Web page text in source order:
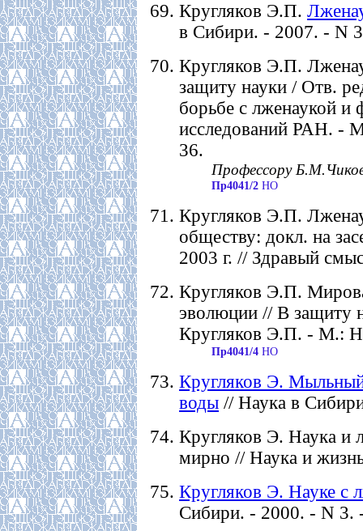
Кругляков Э.П.
в Сибири. - 2007. - N
Кругляков Э.П.
защиту науки / Отв.
борьбе с лженаукой и
исследований РАН. -
36.
Профессору
Пр4041/2 НО
Кругляков Э.П.
обществу: докл. на
2003 г. // Здравый
Кругляков Э.П.
эволюции // В защиту
Кругляков Э.П. - М.:
Пр4041/4 НО
Кругляков Э.
воды // Наука в
Кругляков Э. Наука и
мирно // Наука и
Кругляков Э. Науке с
Сибири. - 2000. - N 3.